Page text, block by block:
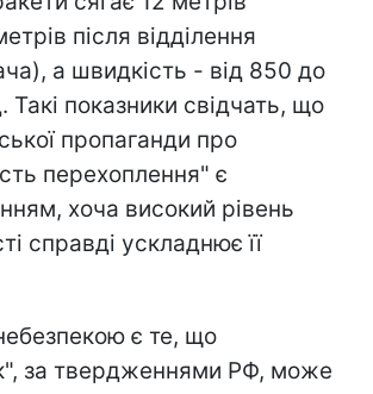
після відділення
а швидкість - від 850 до
Такі показники свідчать, що
пропаганди про
перехоплення" є
хоча високий рівень
справді ускладнює її
є те, що
за твердженнями РФ, може